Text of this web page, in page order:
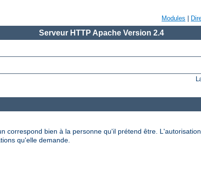
Modules
Serveur HTTP Apache Version 2.4
correspond bien à la personne qu'il prétend être.
qu'elle demande.